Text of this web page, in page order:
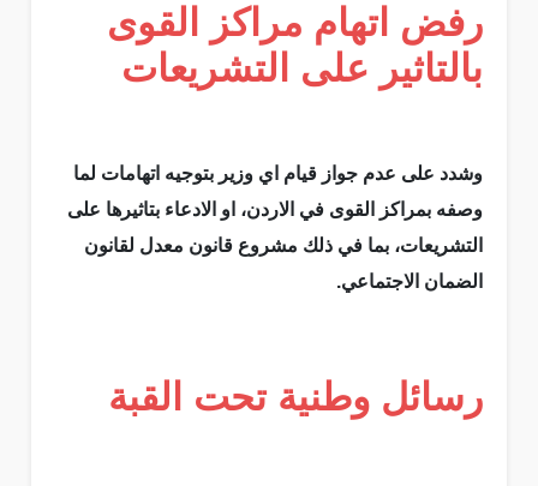
رفض اتهام مراكز القوى
بالتاثير على التشريعات
وشدد على عدم جواز قيام اي وزير بتوجيه اتهامات لما
وصفه بمراكز القوى في الاردن، او الادعاء بتاثيرها على
التشريعات، بما في ذلك مشروع قانون معدل لقانون
الضمان الاجتماعي.
رسائل وطنية تحت القبة